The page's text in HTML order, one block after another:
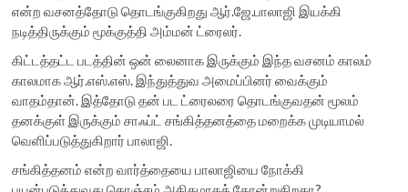
என்ற வசனத்தோடு தொடங்குகிறது ஆர்.ஜே.பாலாஜி இயக்கி
நடித்திருக்கும் மூக்குத்தி அம்மன் ட்ரைலர்.
கிட்டத்தட்ட படத்தின் ஒன் லைனாக இருக்கும் இந்த வசனம் காலம்
காலமாக ஆர்.எஸ்.எஸ். இந்துத்துவ அமைப்பினர் வைக்கும்
வாதம்தான். இத்தோடு தன் பட ட்ரைலரை தொடங்குவதன் மூலம்
தனக்குள் இருக்கும் சாஃப்ட் சங்கித்தனத்தை மறைக்க முடியாமல்
வெளிப்படுத்துகிறார் பாலாஜி.
சங்கித்தனம் என்ற வார்த்தையை பாலாஜியை நோக்கி